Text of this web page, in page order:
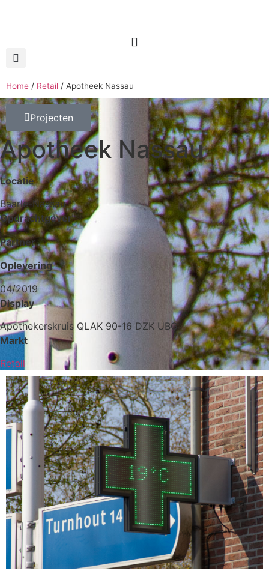
Home / Retail / Apotheek Nassau
Projecten
Apotheek Nassau
Locatie
Baarle-Nassau
Opdrachtgever
Partner
Oplevering
04/2019
Display
Apothekerskruis QLAK 90-16 DZK UBG
Markt
Retail